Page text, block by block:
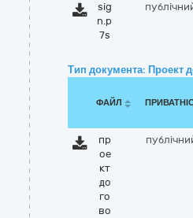
sig
n.p
7s
Тип документа: Проект
ФАЙЛ
пр
ое
кт
до
го
во